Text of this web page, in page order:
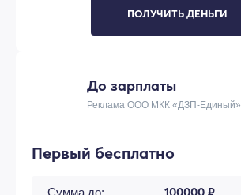
ПОЛУЧИТЬ ДЕНЬГИ
До зарплаты
Реклама ООО МКК «ДЗП-Единый»
Первый бесплатно
Сумма до: